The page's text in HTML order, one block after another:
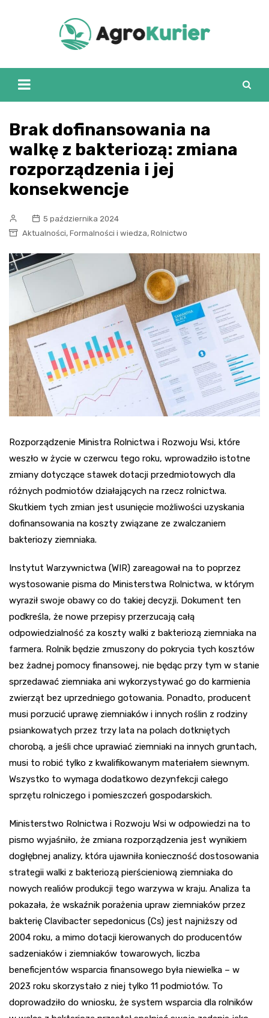
Brak dofinansowania na
walkę z bakteriozą: zmiana
rozporządzenia i jej
konsekwencje
5 października 2024
Aktualności, Formalności i wiedza, Rolnictwo
Rozporządzenie Ministra Rolnictwa i Rozwoju Wsi, które
weszło w życie w czerwcu tego roku, wprowadziło istotne
zmiany dotyczące stawek dotacji przedmiotowych dla
różnych podmiotów działających na rzecz rolnictwa.
Skutkiem tych zmian jest usunięcie możliwości uzyskania
dofinansowania na koszty związane ze zwalczaniem
bakteriozy ziemniaka.
Instytut Warzywnictwa (WIR) zareagował na to poprzez
wystosowanie pisma do Ministerstwa Rolnictwa, w którym
wyraził swoje obawy co do takiej decyzji. Dokument ten
podkreśla, że nowe przepisy przerzucają całą
odpowiedzialność za koszty walki z bakteriozą ziemniaka na
farmera. Rolnik będzie zmuszony do pokrycia tych kosztów
bez żadnej pomocy finansowej, nie będąc przy tym w stanie
sprzedawać ziemniaka ani wykorzystywać go do karmienia
zwierząt bez uprzedniego gotowania. Ponadto, producent
musi porzucić uprawę ziemniaków i innych roślin z rodziny
psiankowatych przez trzy lata na polach dotkniętych
chorobą, a jeśli chce uprawiać ziemniaki na innych gruntach,
musi to robić tylko z kwalifikowanym materiałem siewnym.
Wszystko to wymaga dodatkowo dezynfekcji całego
sprzętu rolniczego i pomieszczeń gospodarskich.
Ministerstwo Rolnictwa i Rozwoju Wsi w odpowiedzi na to
pismo wyjaśniło, że zmiana rozporządzenia jest wynikiem
dogłębnej analizy, która ujawniła konieczność dostosowania
strategii walki z bakteriozą pierścieniową ziemniaka do
nowych realiów produkcji tego warzywa w kraju. Analiza ta
pokazała, że wskaźnik porażenia upraw ziemniaków przez
bakterię Clavibacter sepedonicus (Cs) jest najniższy od
2004 roku, a mimo dotacji kierowanych do producentów
sadzeniaków i ziemniaków towarowych, liczba
beneficjentów wsparcia finansowego była niewielka – w
2023 roku skorzystało z niej tylko 11 podmiotów. To
doprowadziło do wniosku, że system wsparcia dla rolników